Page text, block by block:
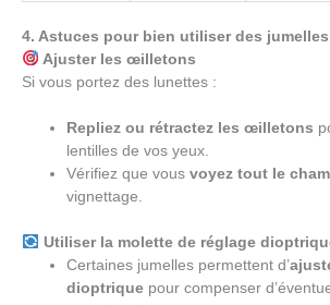
4. Astuces pour bien utiliser des
Ajuster les œilletons
Si vous portez des lunettes :
Repliez ou rétractez les œilletons
lentilles de vos yeux.
Vérifiez que vousvoyez tout le
vignettage.
Utiliser la molette de réglage
Certaines jumelles permettent d’
dioptrique pour compenser